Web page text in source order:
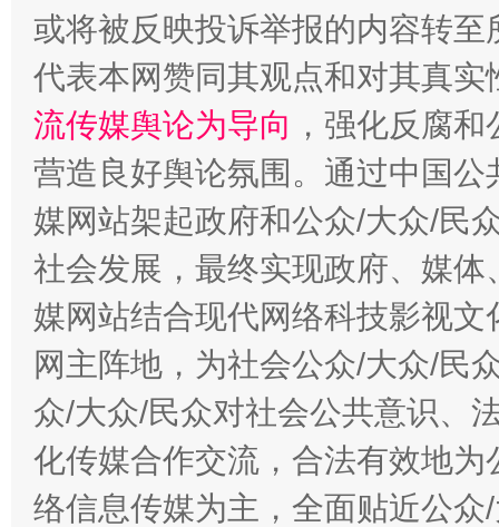
东山县通报“牛蛙产品抗生素超标问题”
千年窑火 生生不息 一
或将被反映投诉举报的内容转
代表本网赞同其观点和对其真实
流传媒舆论为导向 ，强化反腐
营造良好舆论氛围。通过中国
媒网站架起政府和公众/大众/民
社会发展，最终实现政府、媒
媒网站结合现代网络科技影视
网主阵地，为社会公众/大众/民
众/大众/民众对社会公共意识、
化传媒合作交流，合法有效地
络信息传媒为主，全面贴近公